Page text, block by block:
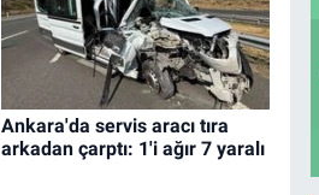
Ankara'da servis aracı tıra
arkadan çarptı: 1'i ağır 7 yaralı